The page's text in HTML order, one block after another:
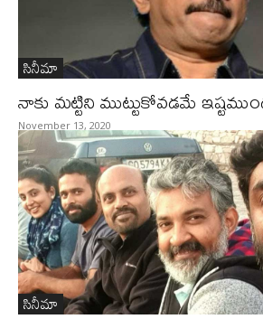
సినీమా
నాకు మట్టిని ముట్టుకోవడమే
November 13, 2020
సినీమా